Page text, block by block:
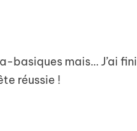
basiques mais… J’ai fini
réussie !